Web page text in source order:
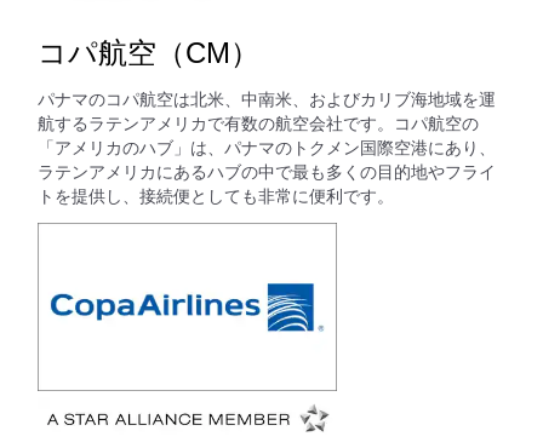
コパ航空（CM）
パナマのコパ航空は北米、中南米、およびカリブ海地域を運
航するラテンアメリカで有数の航空会社です。コパ航空の
「アメリカのハブ」は、パナマのトクメン国際空港にあり、
ラテンアメリカにあるハブの中で最も多くの目的地やフライ
トを提供し、接続便としても非常に便利です。